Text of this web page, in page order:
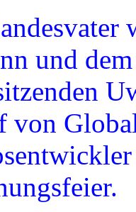
und
von